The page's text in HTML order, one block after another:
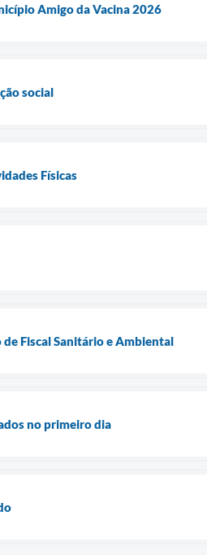
Amigo da Vacina 2026
social
Físicas
Fiscal Sanitário e Ambiental
no primeiro dia